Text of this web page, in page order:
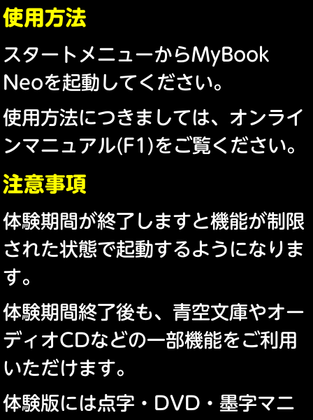
使用方法
スタートメニューからMyBook
Neoを起動してください。
使用方法につきましては、オンライ
ンマニュアル(F1)をご覧ください。
注意事項
体験期間が終了しますと機能が制限
された状態で起動するようになりま
す。
体験期間終了後も、青空文庫やオー
ディオCDなどの一部機能をご利用
いただけます。
体験版には点字・DVD・墨字マニ